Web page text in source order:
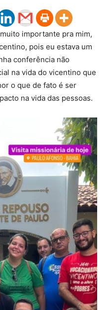
importante pra mim,
pois eu estava um
conferência não
na vida do vicentino que
o que de fato é ser
na vida das pessoas.